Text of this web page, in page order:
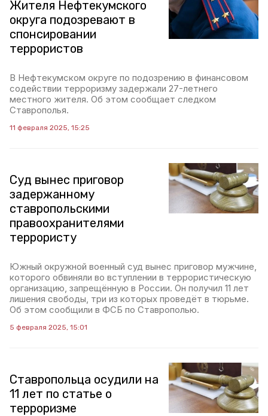
Жителя Нефтекумского
округа подозревают в
спонсировании
террористов
В Нефтекумском округе по подозрению в финансовом
содействии терроризму задержали 27-летнего
местного жителя. Об этом сообщает следком
Ставрополья.
11 февраля 2025, 15:25
Суд вынес приговор
задержанному
ставропольскими
правоохранителями
террористу
Южный окружной военный суд вынес приговор мужчине,
которого обвиняли во вступлении в террористическую
организацию, запрещённую в России. Он получил 11 лет
лишения свободы, три из которых проведёт в тюрьме.
Об этом сообщили в ФСБ по Ставрополью.
5 февраля 2025, 15:01
Ставропольца осудили на
11 лет по статье о
терроризме